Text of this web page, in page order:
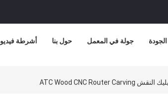
أشرطة فيديو حول بنا جولة في المعمل